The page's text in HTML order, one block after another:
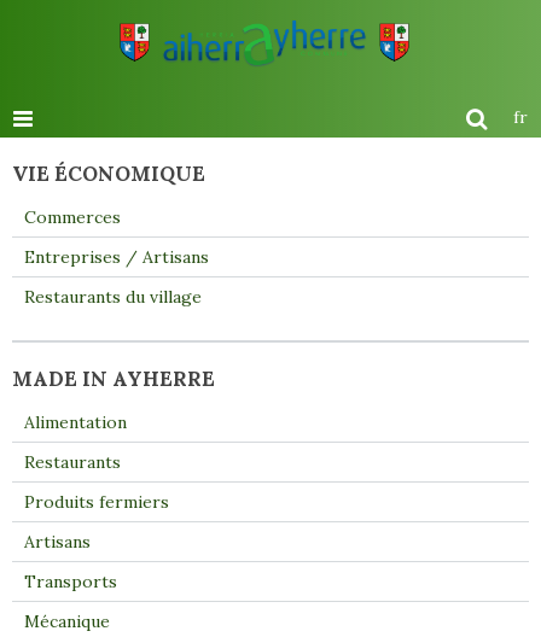
fr
VIE ÉCONOMIQUE
Commerces
Entreprises / Artisans
Restaurants du village
MADE IN AYHERRE
Alimentation
Restaurants
Produits fermiers
Artisans
Transports
Mécanique